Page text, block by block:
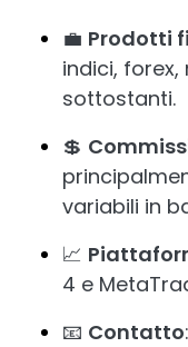
💼 Prodotti
indici, forex,
sottostanti.
💲
variabili in
📈
4 e
📧 Contatto